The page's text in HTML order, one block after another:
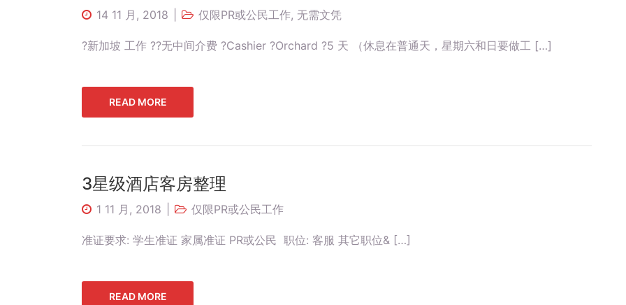
14 11 月, 2018 仅限PR或公民工作, 无需文凭
?新加坡 工作 ??无中间介费 ?Cashier ?Orchard ?5 天 （休息在普通天，星期六和日要做工 […]
READ MORE
3星级酒店客房整理
1 11 月, 2018 仅限PR或公民工作
准证要求: 学生准证 家属准证 PR或公民 职位: 客服 其它职位& […]
READ MORE